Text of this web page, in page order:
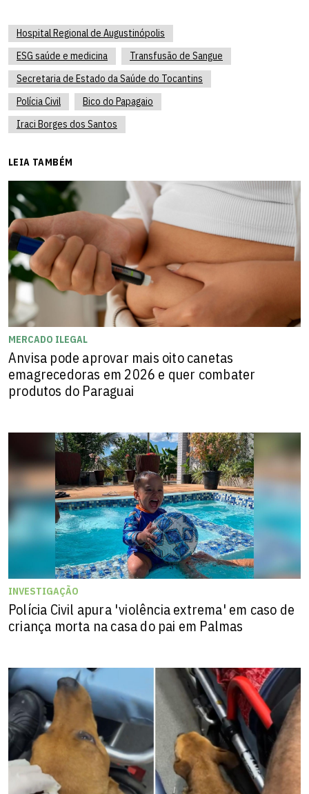
Hospital Regional de Augustinópolis
ESG saúde e medicina
Transfusão de Sangue
Secretaria de Estado da Saúde do Tocantins
Polícia Civil
Bico do Papagaio
Iraci Borges dos Santos
LEIA TAMBÉM
MERCADO ILEGAL
Anvisa pode aprovar mais oito canetas
emagrecedoras em 2026 e quer combater
produtos do Paraguai
INVESTIGAÇÃO
Polícia Civil apura 'violência extrema' em caso de
criança morta na casa do pai em Palmas